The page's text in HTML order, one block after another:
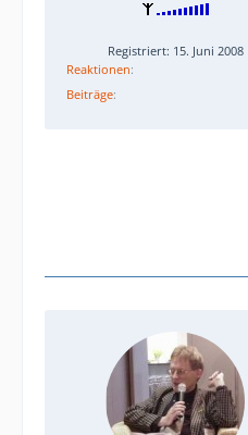
Registriert: 15. Juni 2008
Reaktionen
Beiträge